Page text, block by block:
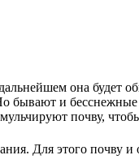
она будет
бывают и
почву,
Для этого